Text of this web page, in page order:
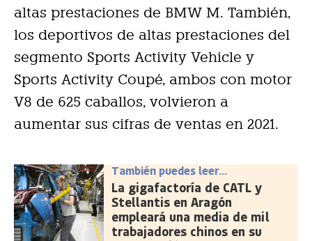
altas prestaciones de BMW M. También,
los deportivos de altas prestaciones del
segmento Sports Activity Vehicle y
Sports Activity Coupé, ambos con motor
V8 de 625 caballos, volvieron a
aumentar sus cifras de ventas en 2021.
También puedes leer...
La gigafactoría de CATL y
Stellantis en Aragón
empleará una media de mil
trabajadores chinos en su